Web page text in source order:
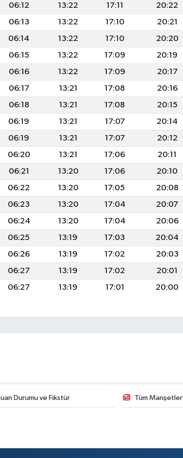
06:12 13:22 17:11 20:22
06:13 13:22 17:10 20:21
06:14 13:22 17:10 20:20
06:15 13:22 17:09 20:19
06:16 13:22 17:09 20:17
06:17 13:21 17:08 20:16
06:18 13:21 17:08 20:15
06:19 13:21 17:07 20:14
06:19 13:21 17:07 20:12
06:20 13:21 17:06 20:11
06:21 13:20 17:06 20:10
06:22 13:20 17:05 20:08
06:23 13:20 17:04 20:07
06:24 13:20 17:04 20:06
06:25 13:19 17:03 20:04
06:26 13:19 17:02 20:03
06:27 13:19 17:02 20:01
06:27 13:19 17:01 20:00
Durumu ve Fikstür Tüm Manşetler